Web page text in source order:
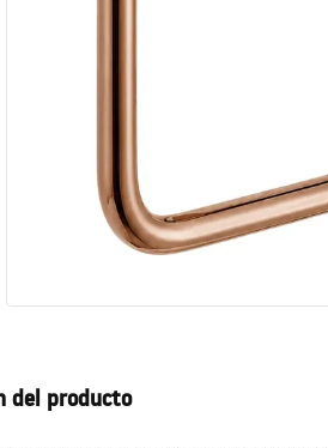
y mamparas
del producto